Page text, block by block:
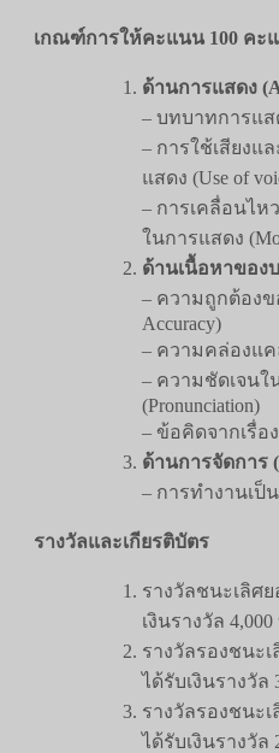
เกณฑ์การให้คะแนน 100 คะ
ด้านการแสดง
– บทบาทการแสด
– การใช้เสียงแ
แสดง (Use of
– การเคลื่อนไห
ในการแสดง
ด้านเนื้อหาของ
– ความถูกต้องข
Accuracy)
– ความคล่องแค
– ความชัดเจนใ
(Pronunciation)
– ข้อคิดจากเรื่อ
ด้านการจัดการ
– การทำงานเป็
รางวัลและเกียรติบัตร
รางวัลชนะเลิศย
เงินรางวัล
รางวัลรองชนะ
ได้รับเงินรางวัล
รางวัลรองชนะ
ได้รับเงินรางวัล